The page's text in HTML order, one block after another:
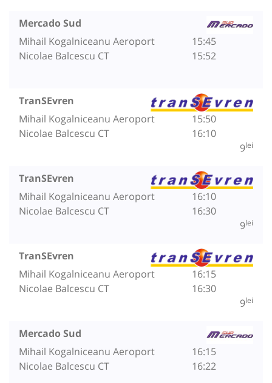
Mercado Sud
Mihail Kogalniceanu Aeroport
Nicolae Balcescu CT
15:45
15:52
TranSEvren
Mihail Kogalniceanu Aeroport
Nicolae Balcescu CT
15:50
16:10
9lei
TranSEvren
Mihail Kogalniceanu Aeroport
Nicolae Balcescu CT
16:10
16:30
9lei
TranSEvren
Mihail Kogalniceanu Aeroport
Nicolae Balcescu CT
16:15
16:30
9lei
Mercado Sud
Mihail Kogalniceanu Aeroport
Nicolae Balcescu CT
16:15
16:22